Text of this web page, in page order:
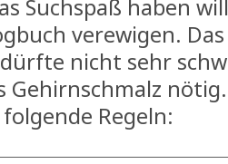
Suchspaß haben
verewigen.
nicht sehr
Gehirnschmalz
Regeln: